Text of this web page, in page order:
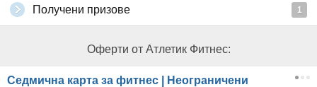
Получени призове 1
Оферти от Атлетик Фитнес:
Седмична карта за фитнес | Неограничени